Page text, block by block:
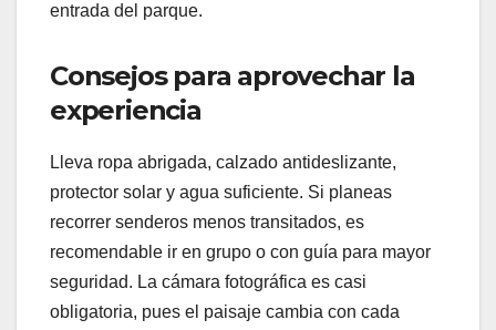
entrada del parque.
Consejos para aprovechar la
experiencia
Lleva ropa abrigada, calzado antideslizante,
protector solar y agua suficiente. Si planeas
recorrer senderos menos transitados, es
recomendable ir en grupo o con guía para mayor
seguridad. La cámara fotográfica es casi
obligatoria, pues el paisaje cambia con cada